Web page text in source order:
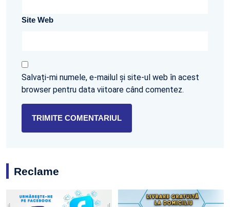
Site Web
Salvați-mi numele, e-mailul și site-ul web în acest
browser pentru data viitoare când comentez.
Reclame